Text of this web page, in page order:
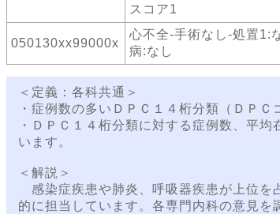
スコア1
050130xx99000x
心不全-手術なし-処置1:
病:なし
＜定義：各科共通＞
・症例数の多いＤＰＣ１４桁分類（ＤＰ
・ＤＰＣ１４桁分類に対する症例数、平
います。
＜解説＞
感染症疾患や肺炎、呼吸器疾患が上位を
的に担当しています。各専門内科の意見